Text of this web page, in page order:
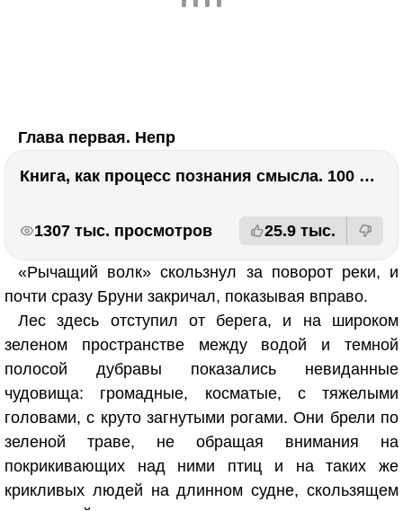
Глава первая. Непр
Книга, как процесс познания смысла. 100 великих книг: напутствие для читателя. Евгений Жаринов
1307 тыс. просмотров 25.9 тыс.
«Рычащий волк» скользнул за поворот реки, и
почти сразу Бруни закричал, показывая вправо.
Лес здесь отступил от берега, и на широком
зеленом пространстве между водой и темной
полосой дубравы показались невиданные
чудовища: громадные, косматые, с тяжелыми
головами, с круто загнутыми рогами. Они брели по
зеленой траве, не обращая внимания на
покрикивающих над ними птиц и на таких же
крикливых людей на длинном судне, скользящем